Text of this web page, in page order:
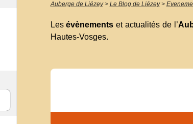
Auberge de Liézey > Le Blog de Liézey >
Lesévènements et actualités de l’
Hautes-Vosges.